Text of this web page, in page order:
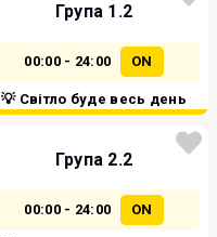
Група 1.2
00:00 - 24:00 ON
💡 Світло буде весь день
Група 2.2
00:00 - 24:00 ON